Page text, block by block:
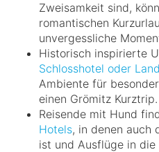
Zweisamkeit sind,
romantischen
unvergessliche
Historisch inspirierte
Schlosshotel oder
Ambiente für
einen Grömitz Kurztrip.
Reisende mit Hund
Hotels, in denen auch
ist und Ausflüge in